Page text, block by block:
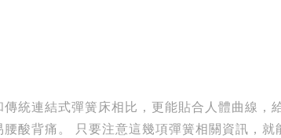
統連結式彈簧床相比，更能貼合人體曲線，
找到具強力支撐度的獨立